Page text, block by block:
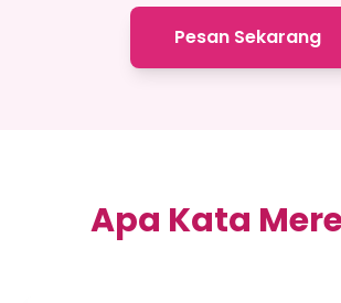
Pesan Sekarang
Apa Kata